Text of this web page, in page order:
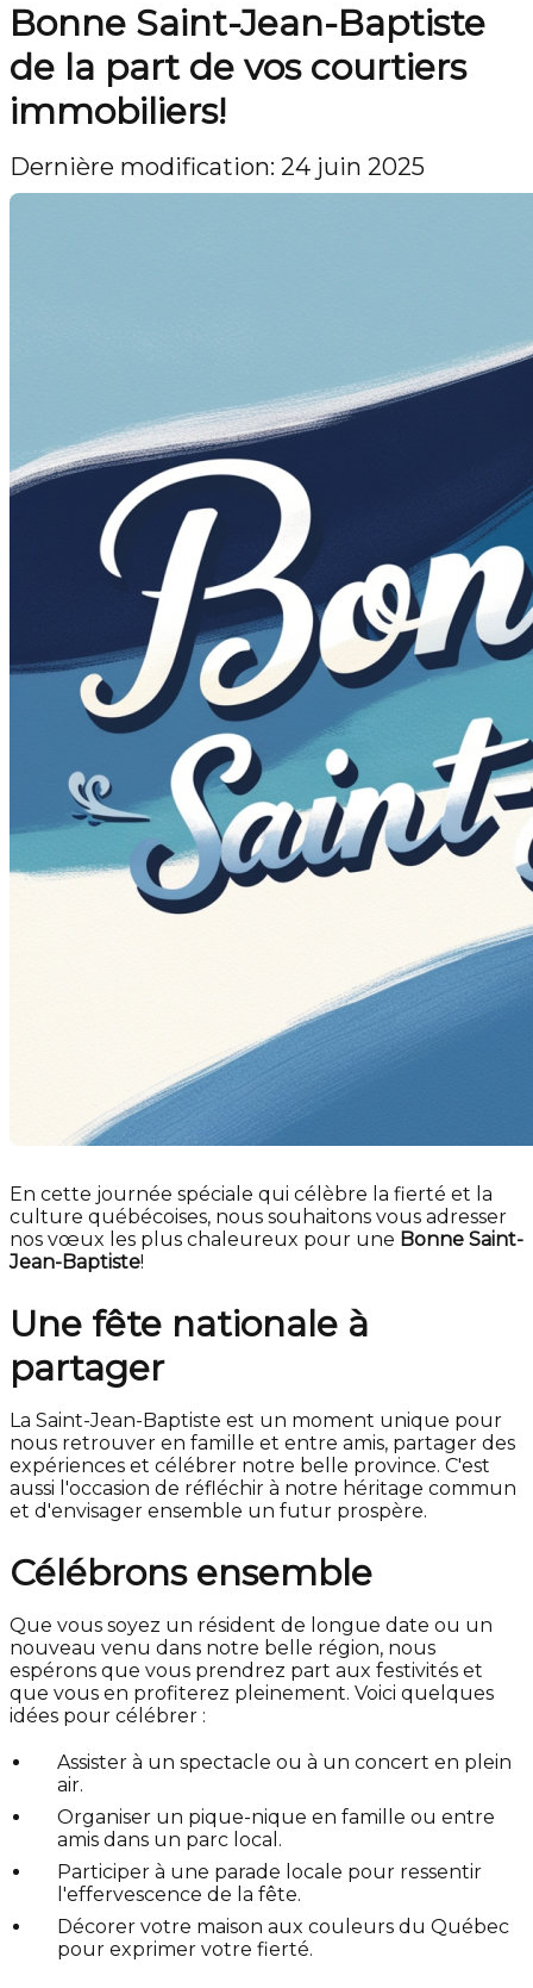
Bonne Saint-Jean-Baptiste
de la part de vos courtiers
immobiliers!
Dernière modification: 24 juin 2025
En cette journée spéciale qui célèbre la fierté et la
culture québécoises, nous souhaitons vous adresser
nos vœux les plus chaleureux pour une Bonne Saint-
Jean-Baptiste!
Une fête nationale à
partager
La Saint-Jean-Baptiste est un moment unique pour
nous retrouver en famille et entre amis, partager des
expériences et célébrer notre belle province. C'est
aussi l'occasion de réfléchir à notre héritage commun
et d'envisager ensemble un futur prospère.
Célébrons ensemble
Que vous soyez un résident de longue date ou un
nouveau venu dans notre belle région, nous
espérons que vous prendrez part aux festivités et
que vous en profiterez pleinement. Voici quelques
idées pour célébrer :
Assister à un spectacle ou à un concert en plein
air.
Organiser un pique-nique en famille ou entre
amis dans un parc local.
Participer à une parade locale pour ressentir
l'effervescence de la fête.
Décorer votre maison aux couleurs du Québec
pour exprimer votre fierté.